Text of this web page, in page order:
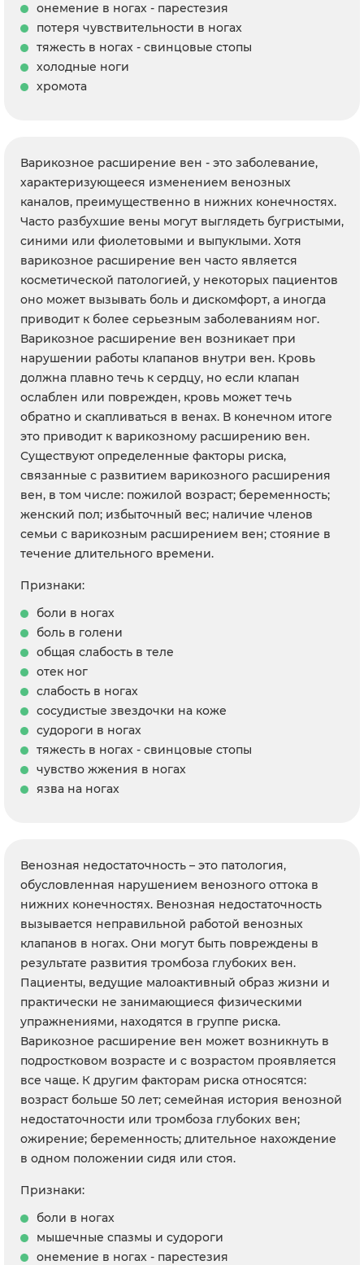
онемение в ногах - парестезия
потеря чувствительности в ногах
тяжесть в ногах - свинцовые стопы
холодные ноги
хромота
Варикозное расширение вен - это заболевание,
характеризующееся изменением венозных
каналов, преимущественно в нижних конечностях.
Часто разбухшие вены могут выглядеть бугристыми,
синими или фиолетовыми и выпуклыми. Хотя
варикозное расширение вен часто является
косметической патологией, у некоторых пациентов
оно может вызывать боль и дискомфорт, а иногда
приводит к более серьезным заболеваниям ног.
Варикозное расширение вен возникает при
нарушении работы клапанов внутри вен. Кровь
должна плавно течь к сердцу, но если клапан
ослаблен или поврежден, кровь может течь
обратно и скапливаться в венах. В конечном итоге
это приводит к варикозному расширению вен.
Существуют определенные факторы риска,
связанные с развитием варикозного расширения
вен, в том числе: пожилой возраст; беременность;
женский пол; избыточный вес; наличие членов
семьи с варикозным расширением вен; стояние в
течение длительного времени.
Признаки:
боли в ногах
боль в голени
общая слабость в теле
отек ног
слабость в ногах
сосудистые звездочки на коже
судороги в ногах
тяжесть в ногах - свинцовые стопы
чувство жжения в ногах
язва на ногах
Венозная недостаточность – это патология,
обусловленная нарушением венозного оттока в
нижних конечностях. Венозная недостаточность
вызывается неправильной работой венозных
клапанов в ногах. Они могут быть повреждены в
результате развития тромбоза глубоких вен.
Пациенты, ведущие малоактивный образ жизни и
практически не занимающиеся физическими
упражнениями, находятся в группе риска.
Варикозное расширение вен может возникнуть в
подростковом возрасте и с возрастом проявляется
все чаще. К другим факторам риска относятся:
возраст больше 50 лет; семейная история венозной
недостаточности или тромбоза глубоких вен;
ожирение; беременность; длительное нахождение
в одном положении сидя или стоя.
Признаки:
боли в ногах
мышечные спазмы и судороги
онемение в ногах - парестезия